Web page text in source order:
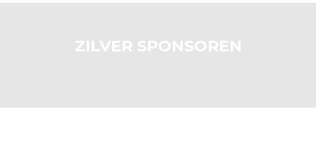
ZILVER SPONSOREN